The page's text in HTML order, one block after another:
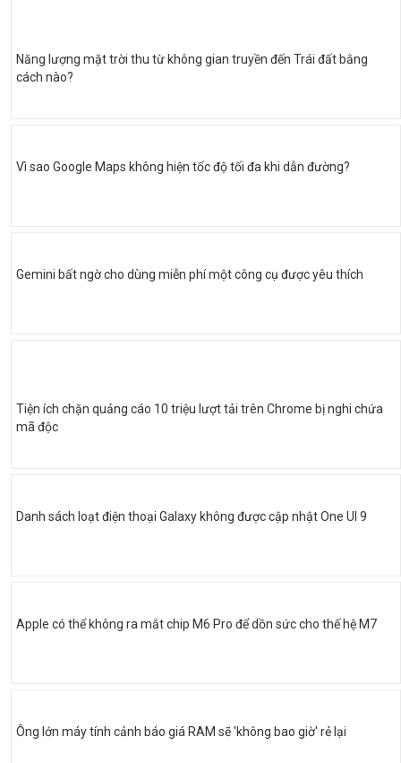
Năng lượng mặt trời thu từ không gian truyền đến Trái đất bằng
cách nào?
Vì sao Google Maps không hiện tốc độ tối đa khi dẫn đường?
Gemini bất ngờ cho dùng miễn phí một công cụ được yêu thích
Tiện ích chặn quảng cáo 10 triệu lượt tải trên Chrome bị nghi chứa
mã độc
Danh sách loạt điện thoại Galaxy không được cập nhật One UI 9
Apple có thể không ra mắt chip M6 Pro để dồn sức cho thế hệ M7
Ông lớn máy tính cảnh báo giá RAM sẽ 'không bao giờ' rẻ lại